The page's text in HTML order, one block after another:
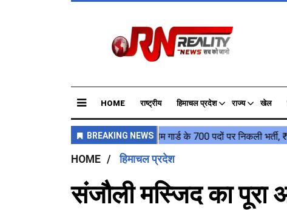
HOME राष्ट्रीय हिमाचल प्रदेश राज्य खेल
HOME हिमाचल प्रदेश
संजौली मस्जिद का पूरा